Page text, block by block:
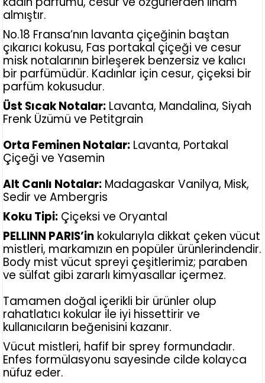
almıştır.
No.18 Fransa’nın lavanta çiçeğinin baştan
çıkarıcı kokusu, Fas portakal çiçeği ve cesur
misk notalarının birleşerek benzersiz ve kalıcı
bir parfümüdür. Kadınlar için cesur, çiçeksi bir
parfüm kokusudur.
Üst Sıcak Notalar: Lavanta, Mandalina, Siyah
Frenk Üzümü ve Petitgrain
Orta Feminen Notalar: Lavanta, Portakal
Çiçeği ve Yasemin
Alt Canlı Notalar: Madagaskar Vanilya, Misk,
Sedir ve Ambergris
Koku Tipi: Çiçeksi ve Oryantal
PELLINN PARIS’in kokularıyla dikkat çeken vücut
mistleri, markamızın en popüler ürünlerindendir.
Body mist vücut spreyi çeşitlerimiz; paraben
ve sülfat gibi zararlı kimyasallar içermez.
Tamamen doğal içerikli bir ürünler olup
rahatlatıcı kokular ile iyi hissettirir ve
kullanıcıların beğenisini kazanır.
Vücut mistleri, hafif bir sprey formundadır.
Enfes formülasyonu sayesinde cilde kolayca
nüfuz eder.